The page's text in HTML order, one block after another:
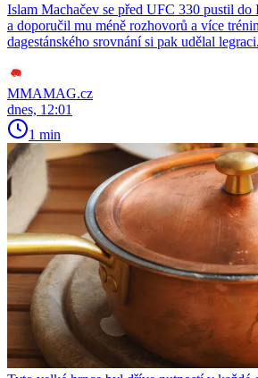
Islam Machačev se před UFC 330 pustil do
a doporučil mu méně rozhovorů a více
dagestánského srovnání si pak udělal legraci.
MMAMAG.cz
dnes, 12:01
1 min